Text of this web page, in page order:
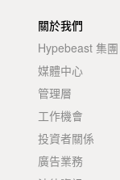
關於我們
Hypebeast 集團
媒體中心
管理層
工作機會
投資者關係
廣告業務